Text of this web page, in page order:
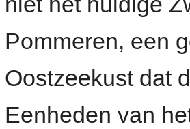
Pommeren, een
Oostzeekust dat
Eenheden van